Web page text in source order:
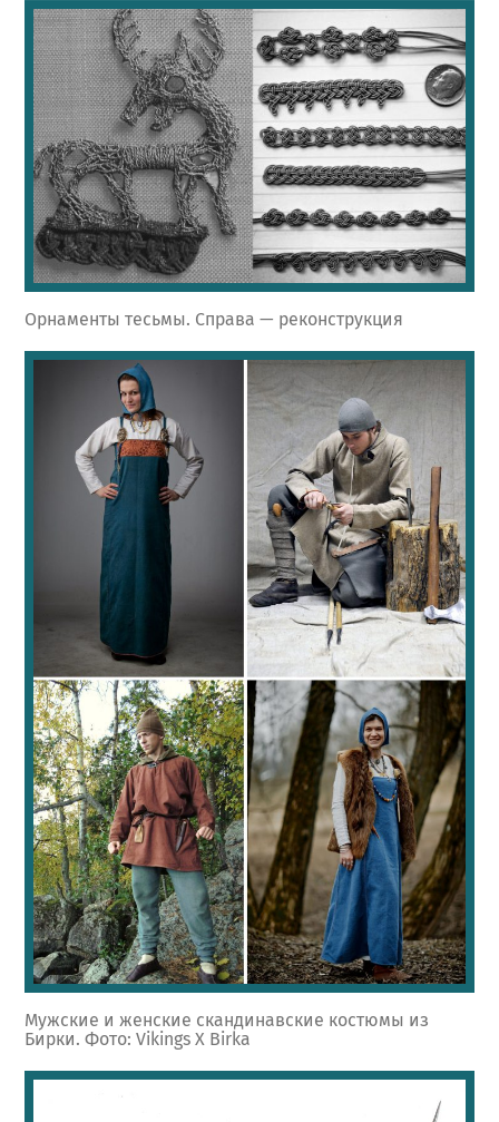
Орнаменты тесьмы. Справа — реконструкция
Мужские и женские скандинавские костюмы из
Бирки. Фото: Vikings X Birka